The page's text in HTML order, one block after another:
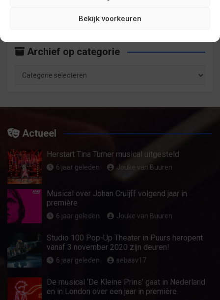
Bekijk voorkeuren
Archief op categorie
categorie
Actueel
Herstart Tina Turner musical uitgesteld
6 jaar geleden Jouke van Buuren
Musical over Johan Cruijff volgend jaar in
première
6 jaar geleden Jouke van Buuren
Studio 100 Pop-Up Theater in Puurs heropent
vanaf 3 november 2020 zijn deuren!
6 jaar geleden sebasv17
De musical ‘De Kleine Prins’ gaat in Nederland
en in London over een jaar in première.